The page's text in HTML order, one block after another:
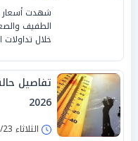
شهدت أسعار
الطفيف
خلال تداولات
2026
الثلاثاء 23/يونيو/2026 - 12:41 ص